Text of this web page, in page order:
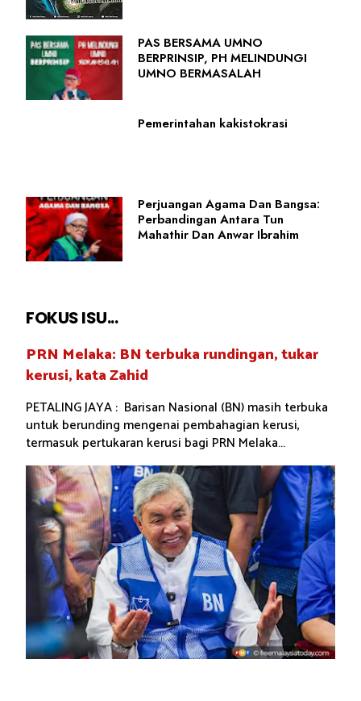
PAS BERSAMA UMNO
BERPRINSIP, PH MELINDUNGI
UMNO BERMASALAH
Pemerintahan kakistokrasi
Perjuangan Agama Dan Bangsa:
Perbandingan Antara Tun
Mahathir Dan Anwar Ibrahim
FOKUS ISU...
PRN Melaka: BN terbuka rundingan, tukar
kerusi, kata Zahid
PETALING JAYA : Barisan Nasional (BN) masih terbuka
untuk berunding mengenai pembahagian kerusi,
termasuk pertukaran kerusi bagi PRN Melaka...